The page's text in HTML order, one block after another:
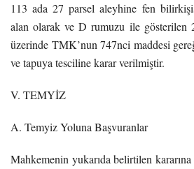
113 ada 27 parsel aleyhine fen
alan olarak ve D rumuzu ile gösterilen
üzerinde TMK’nun 747nci maddesi
ve tapuya tesciline karar verilmiştir.
V. TEMYİZ
A. Temyiz Yoluna Başvuranlar
Mahkemenin yukarıda belirtilen kararına